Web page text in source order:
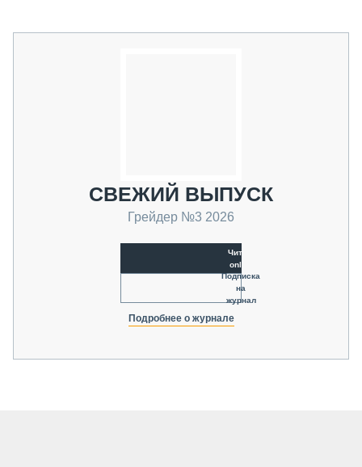
СВЕЖИЙ ВЫПУСК
Грейдер №3 2026
Читать
online
Подписка
на
журнал
Подробнее о журнале